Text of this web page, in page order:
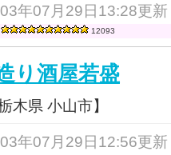
年07月29日13:28更新
12093
り酒屋若盛
栃木県 小山市】
年07月29日12:56更新